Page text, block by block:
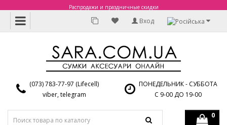
Распродажи и праздничные скидки
Вход
(073) 783-77-97 (Lifecell)
viber, telegram
ПОНЕДЕЛЬНИК - СУББОТА
С 9-00 ДО 19-00
0